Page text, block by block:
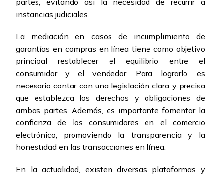
partes, evitando así la necesidad de recurrir a
instancias judiciales.
La mediación en casos de incumplimiento de
garantías en compras en línea tiene como objetivo
principal restablecer el equilibrio entre el
consumidor y el vendedor. Para lograrlo, es
necesario contar con una legislación clara y precisa
que establezca los derechos y obligaciones de
ambas partes. Además, es importante fomentar la
confianza de los consumidores en el comercio
electrónico, promoviendo la transparencia y la
honestidad en las transacciones en línea.
En la actualidad, existen diversas plataformas y